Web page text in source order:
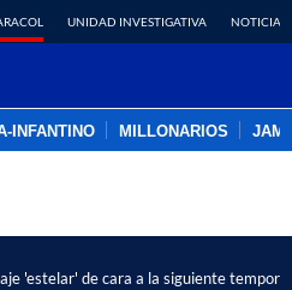
UNIDAD INVESTIGATIVA NOTICIAS
INFANTINO MILLONARIOS
'estelar' de cara a la siguiente